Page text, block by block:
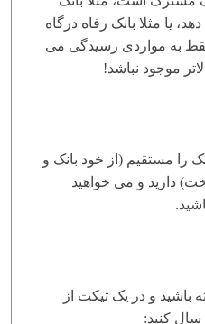
یا مثلا بانک رفاه درگاه
به مواردی رسیدگی می
موجود نباشد!
را مستقیم (از خود بانک و
دارید و می خواهید
باشید و در یک تیکت از
کنید: